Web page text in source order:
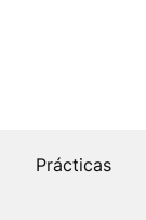
Prácticas